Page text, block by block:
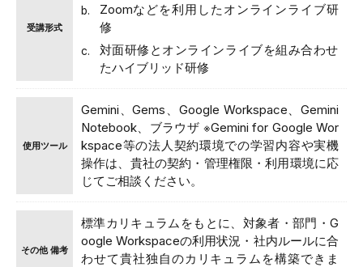
受講形式
Zoomなどを利用したオンラインライブ研
修
対面研修とオンラインライブを組み合わせ
たハイブリッド研修
使用ツール
Gemini、Gems、Google Workspace、Gemini
Notebook、ブラウザ ※Gemini for Google Wor
kspace等の法人契約環境での学習内容や実機
操作は、貴社の契約・管理権限・利用環境に応
じてご相談ください。
その他 備考
標準カリキュラムをもとに、対象者・部門・G
oogle Workspaceの利用状況・社内ルールに合
わせて貴社独自のカリキュラムを構築できま